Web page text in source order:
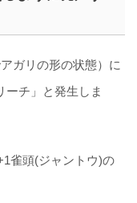
ガリの形の状態）に
ーチ」と発生しま
雀頭(ジャントウ)の